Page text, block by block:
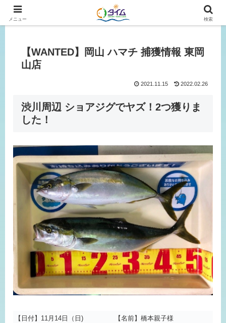
広島、岡山の釣り情報はタイムにおまかせ！
【WANTED】岡山 ハマチ 捕獲情報 東岡
山店
2021.11.15 2022.02.26
渋川周辺 ショアジグでヤズ！2つ獲りま
した！
【日付】11月14日（日)
【名前】橋本親子様
メニュー 検索